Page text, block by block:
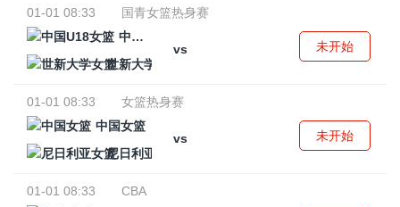
01-01 08:33
国青女篮热身赛
中国U18女篮
vs
世新大学女篮
未开始
01-01 08:33
女篮热身赛
中国女篮
vs
尼日利亚女篮
未开始
01-01 08:33
CBA